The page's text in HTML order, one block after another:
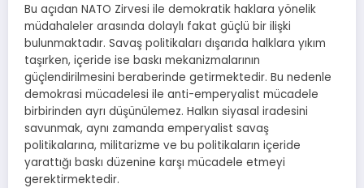
Bu açıdan NATO Zirvesi ile demokratik haklara yönelik
müdahaleler arasında dolaylı fakat güçlü bir ilişki
bulunmaktadır. Savaş politikaları dışarıda halklara yıkım
taşırken, içeride ise baskı mekanizmalarının
güçlendirilmesini beraberinde getirmektedir. Bu nedenle
demokrasi mücadelesi ile anti-emperyalist mücadele
birbirinden ayrı düşünülemez. Halkın siyasal iradesini
savunmak, aynı zamanda emperyalist savaş
politikalarına, militarizme ve bu politikaların içeride
yarattığı baskı düzenine karşı mücadele etmeyi
gerektirmektedir.